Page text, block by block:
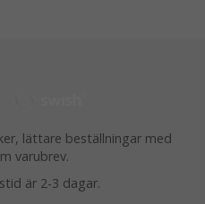
lättare beställningar med
varubrev.
är 2-3 dagar.